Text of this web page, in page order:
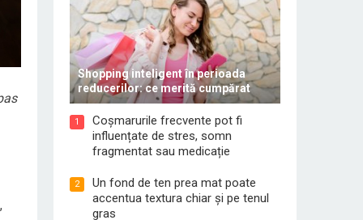
Shopping inteligent în perioada
reducerilor: ce merită cumpărat
1
Coșmarurile frecvente pot fi
influențate de stres, somn
fragmentat sau medicație
2
Un fond de ten prea mat poate
accentua textura chiar și pe tenul
gras